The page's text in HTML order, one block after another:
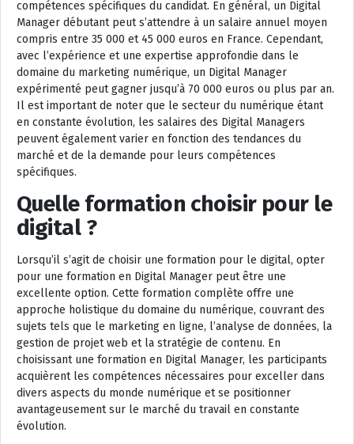
compétences spécifiques du candidat. En général, un Digital
Manager débutant peut s’attendre à un salaire annuel moyen
compris entre 35 000 et 45 000 euros en France. Cependant,
avec l’expérience et une expertise approfondie dans le
domaine du marketing numérique, un Digital Manager
expérimenté peut gagner jusqu’à 70 000 euros ou plus par an.
Il est important de noter que le secteur du numérique étant
en constante évolution, les salaires des Digital Managers
peuvent également varier en fonction des tendances du
marché et de la demande pour leurs compétences
spécifiques.
Quelle formation choisir pour le
digital ?
Lorsqu’il s’agit de choisir une formation pour le digital, opter
pour une formation en Digital Manager peut être une
excellente option. Cette formation complète offre une
approche holistique du domaine du numérique, couvrant des
sujets tels que le marketing en ligne, l’analyse de données, la
gestion de projet web et la stratégie de contenu. En
choisissant une formation en Digital Manager, les participants
acquièrent les compétences nécessaires pour exceller dans
divers aspects du monde numérique et se positionner
avantageusement sur le marché du travail en constante
évolution.